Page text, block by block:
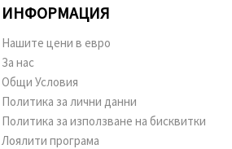
ИНФОРМАЦИЯ
Нашите цени в евро
За нас
Общи Условия
Политика за лични данни
Политика за използване на бисквитки
Лоялити програма